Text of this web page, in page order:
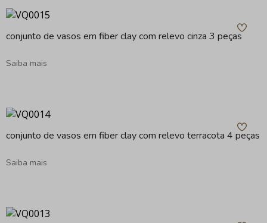
conjunto de vasos em fiber clay com relevo cinza 3 peças
Saiba mais
conjunto de vasos em fiber clay com relevo terracota 4 peças
Saiba mais